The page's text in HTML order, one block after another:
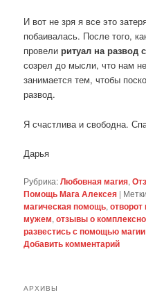
И вот не зря я все это
побаивалась. После того,
провелиритуал на развод
созрел до мысли, что нам
занимается тем, чтобы
развод.
Я счастлива и свободна.
Дарья
Рубрика:Любовная магия,
Помощь Мага Алексея |
магическая помощь,отворот
мужем,отзывы о
развестись с помощью магии
Добавить комментарий
АРХИВЫ